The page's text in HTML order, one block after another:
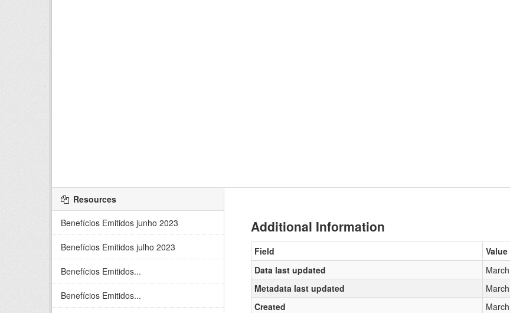
Resources
Benefícios Emitidos junho 2023
Benefícios Emitidos julho 2023
Benefícios Emitidos...
Benefícios Emitidos...
Additional Information
Field
Value
Data last updated
Metadata last updated
Created